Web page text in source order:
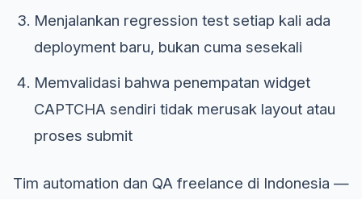
Menjalankan regression test setiap kali ada
deployment baru, bukan cuma sesekali
Memvalidasi bahwa penempatan widget
CAPTCHA sendiri tidak merusak layout atau
proses submit
Tim automation dan QA freelance di Indonesia —